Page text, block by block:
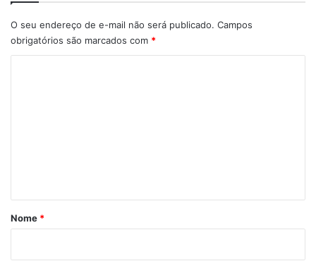
O seu endereço de e-mail não será publicado. Campos
obrigatórios são marcados com *
rNome *